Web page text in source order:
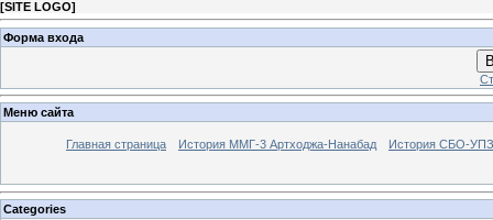
[SITE LOGO]
Форма входа
Меню сайта
Главная страница История ММГ-3 Артходжа-Нанабад История СБО-УПЗ
Categories